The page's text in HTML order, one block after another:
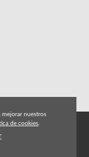
mejorar nuestros
de cookies